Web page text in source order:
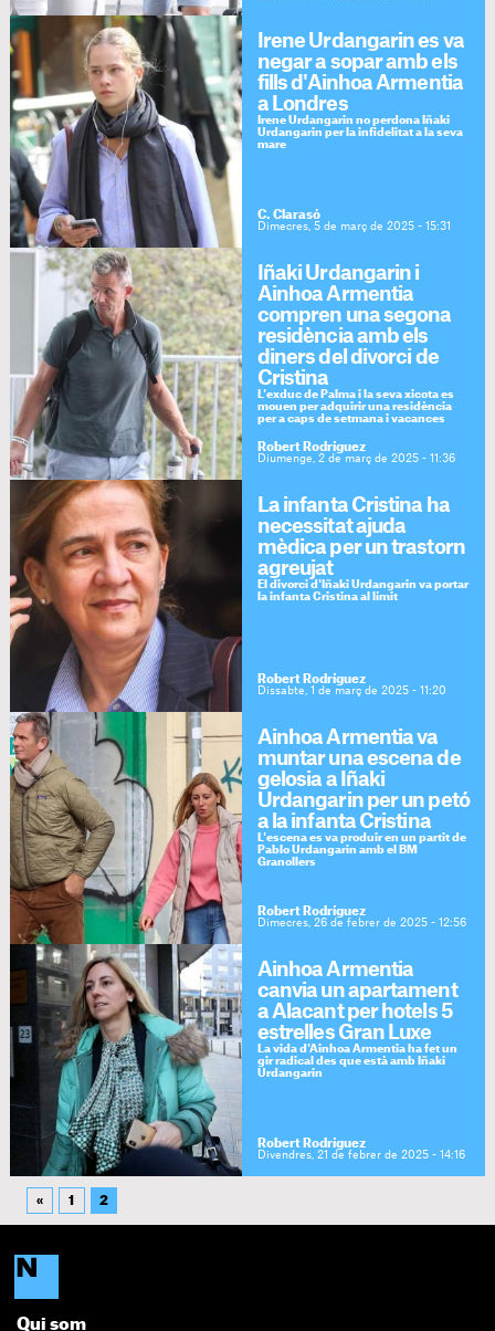
Irene Urdangarin es va
negar a sopar amb els
fills d'Ainhoa Armentia
a Londres
Irene Urdangarin no perdona Iñaki
Urdangarin per la infidelitat a la seva
mare
C. Clarasó
Dimecres, 5 de març de 2025 - 15:31
Iñaki Urdangarin i
Ainhoa Armentia
compren una segona
residència amb els
diners del divorci de
Cristina
L'exduc de Palma i la seva xicota es
mouen per adquirir una residència
per a caps de setmana i vacances
Robert Rodríguez
Diumenge, 2 de març de 2025 - 11:36
La infanta Cristina ha
necessitat ajuda
mèdica per un trastorn
agreujat
El divorci d'Iñaki Urdangarin va portar
la infanta Cristina al límit
Robert Rodríguez
Dissabte, 1 de març de 2025 - 11:20
Ainhoa Armentia va
muntar una escena de
gelosia a Iñaki
Urdangarin per un petó
a la infanta Cristina
L'escena es va produir en un partit de
Pablo Urdangarin amb el BM
Granollers
Robert Rodríguez
Dimecres, 26 de febrer de 2025 - 12:56
Ainhoa Armentia
canvia un apartament
a Alacant per hotels 5
estrelles Gran Luxe
La vida d'Ainhoa Armentia ha fet un
gir radical des que està amb Iñaki
Urdangarin
Robert Rodríguez
Divendres, 21 de febrer de 2025 - 14:16
« 1 2
Qui som